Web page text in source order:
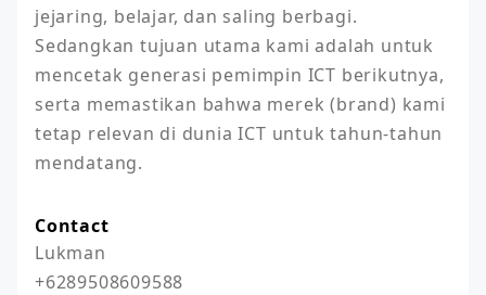
jejaring, belajar, dan saling berbagi.
Sedangkan tujuan utama kami adalah untuk
mencetak generasi pemimpin ICT berikutnya,
serta memastikan bahwa merek (brand) kami
tetap relevan di dunia ICT untuk tahun-tahun
mendatang.
Contact
Lukman
+6289508609588